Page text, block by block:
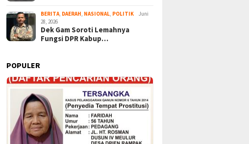
BERITA DAERAH NASIONAL POLITIK
Juni
28, 2026
Dek Gam Soroti Lemahnya
Fungsi DPR Kabup…
POPULER